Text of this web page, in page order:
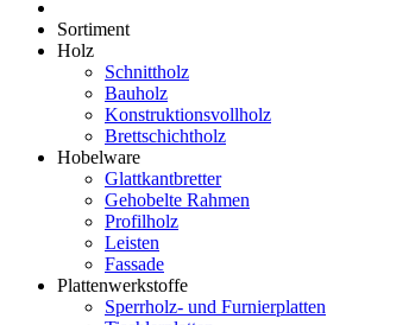
Sortiment
Holz
Schnittholz
Bauholz
Konstruktionsvollholz
Brettschichtholz
Hobelware
Glattkantbretter
Gehobelte Rahmen
Profilholz
Leisten
Fassade
Plattenwerkstoffe
Sperrholz- und Furnierplatten